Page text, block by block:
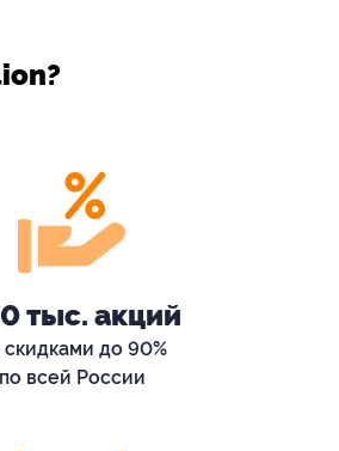
тыс. акций
скидками до 90%
по всей России